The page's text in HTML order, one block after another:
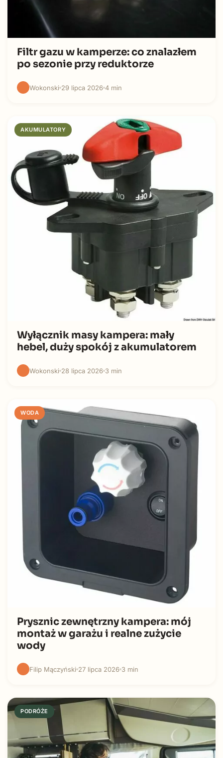
Filtr gazu w kamperze: co znalazłem
po sezonie przy reduktorze
Wokonski 29 lipca 2026 4 min
AKUMULATORY
Wyłącznik masy kampera: mały
hebel, duży spokój z akumulatorem
Wokonski 28 lipca 2026 3 min
WODA
Prysznic zewnętrzny kampera: mój
montaż w garażu i realne zużycie
wody
Filip Mączyński 27 lipca 2026 3 min
PODRÓŻE